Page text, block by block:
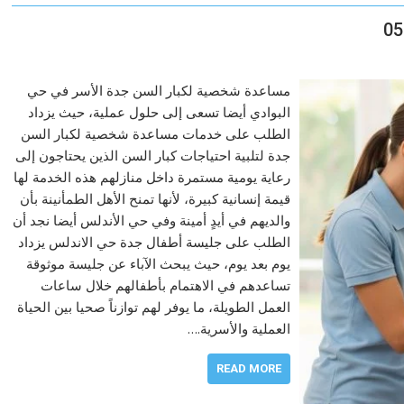
مساعدة شخصية لكبار السن جدة الأسر في حي
البوادي أيضا تسعى إلى حلول عملية، حيث يزداد
الطلب على خدمات مساعدة شخصية لكبار السن
جدة لتلبية احتياجات كبار السن الذين يحتاجون إلى
رعاية يومية مستمرة داخل منازلهم هذه الخدمة لها
قيمة إنسانية كبيرة، لأنها تمنح الأهل الطمأنينة بأن
والديهم في أيدٍ أمينة وفي حي الأندلس أيضا نجد أن
الطلب على جليسة أطفال جدة حي الاندلس يزداد
يوم بعد يوم، حيث يبحث الآباء عن جليسة موثوقة
تساعدهم في الاهتمام بأطفالهم خلال ساعات
العمل الطويلة، ما يوفر لهم توازناً صحيا بين الحياة
العملية والأسرية.…
READ MORE